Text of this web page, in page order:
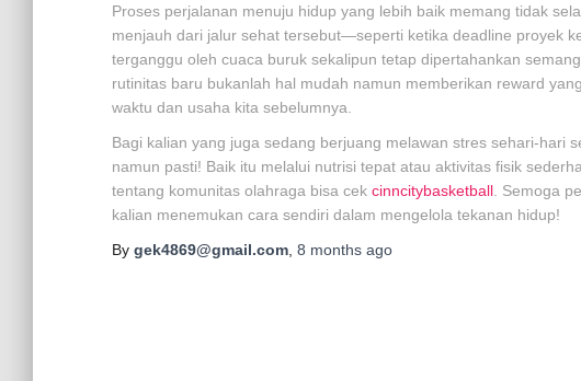
Proses perjalanan menuju hidup yang lebih baik memang tidak
menjauh dari jalur sehat tersebut—seperti ketika deadline proyek
terganggu oleh cuaca buruk sekalipun tetap dipertahankan
rutinitas baru bukanlah hal mudah namun memberikan reward
waktu dan usaha kita sebelumnya.
Bagi kalian yang juga sedang berjuang melawan stres sehari-hari
namun pasti! Baik itu melalui nutrisi tepat atau aktivitas fisik
tentang komunitas olahraga bisa cek cinncitybasketball . Semoga
kalian menemukan cara sendiri dalam mengelola tekanan hidup!
By gek4869@gmail.com 8 months ago